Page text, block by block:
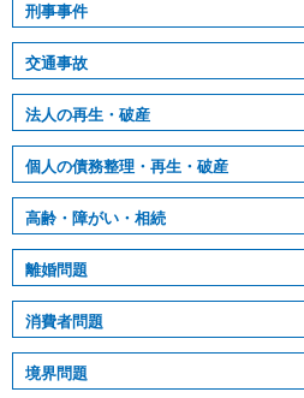
刑事事件
交通事故
法人の再生・破産
個人の債務整理・再生・破産
高齢・障がい・相続
離婚問題
消費者問題
境界問題